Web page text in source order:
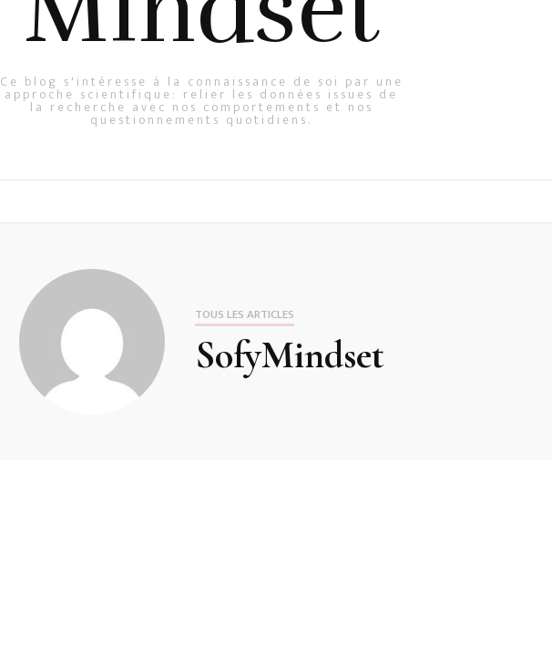
Ce blog s'intéresse à la connaissance de soi par une
approche scientifique: relier les données issues de
la recherche avec nos comportements et nos
questionnements quotidiens.
TOUS LES ARTICLES
SofyMindset